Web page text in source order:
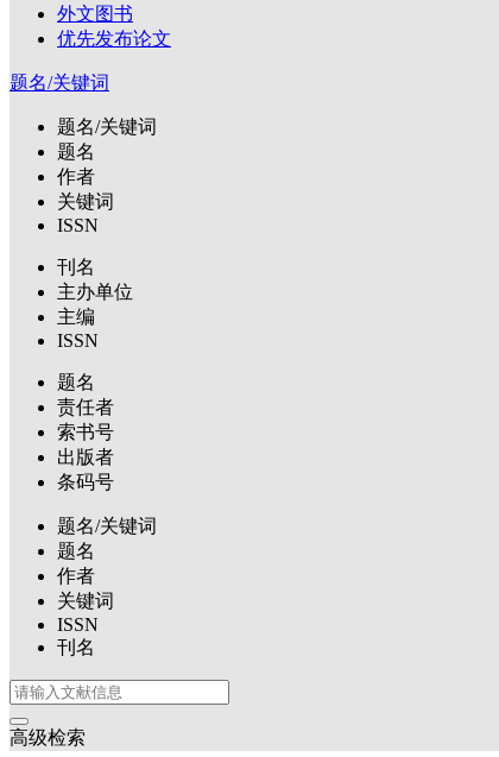
外文图书
优先发布论文
题名/关键词
题名/关键词
题名
作者
关键词
ISSN
刊名
主办单位
主编
ISSN
题名
责任者
索书号
出版者
条码号
题名/关键词
题名
作者
关键词
ISSN
刊名
高级检索